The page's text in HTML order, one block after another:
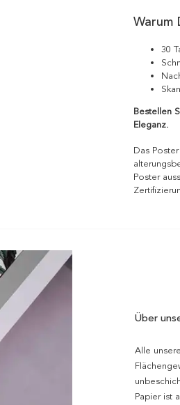
Warum
30
Bestellen
Eleganz.
Das
Poster
Über
Alle
Papier ist